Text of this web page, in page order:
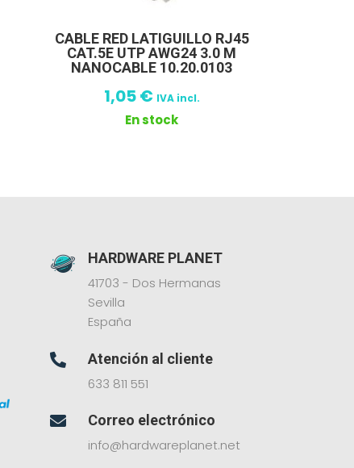
CABLE RED LATIGUILLO RJ45
CAT.5E UTP AWG24 3.0 M
NANOCABLE 10.20.0103
1,05€ IVA incl.
En stock
HARDWARE PLANET
41703 - Dos Hermanas
Sevilla
España

Atención al cliente
633 811 551

Correo electrónico
info@hardwareplanet.net